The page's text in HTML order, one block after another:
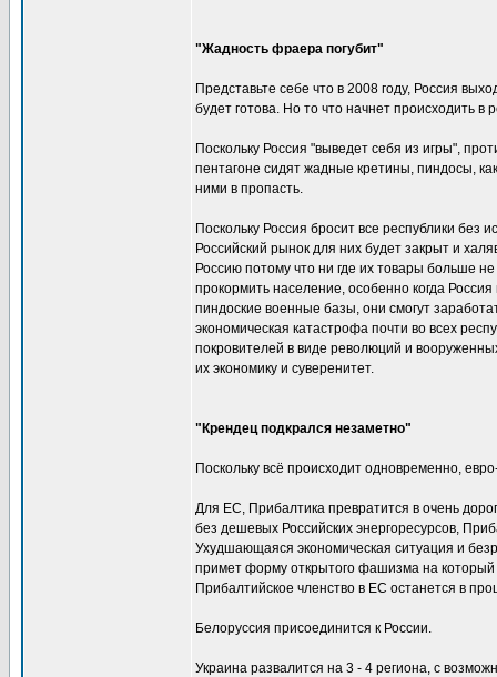
"Жадность фраера погубит"
Представьте себе что в 2008 году, Россия
будет готова. Но то что начнет происходить в
Поскольку Россия "выведет себя из игры",
пентагоне сидят жадные кретины, пиндосы,
ними в пропасть.
Поскольку Россия бросит все республики
Российский рынок для них будет закрыт и
Россию потому что ни где их товары больше
прокормить население, особенно когда
пиндоские военные базы, они смогут
экономическая катастрофа почти во всех
покровителей в виде революций и
их экономику и суверенитет.
"Крендец подкрался незаметно"
Поскольку всё происходит одновременно,
Для ЕС, Прибалтика превратится в очень
без дешевых Российских энергоресурсов,
Ухудшающаяся экономическая ситуация и
примет форму открытого фашизма на который
Прибалтийское членство в ЕС останется в
Белоруссия присоединится к России.
Украина развалится на 3 - 4 региона, с